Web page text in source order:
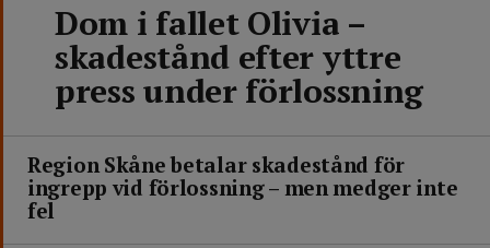
Dom i fallet Olivia –
skadestånd efter yttre
press under förlossning
Region Skåne betalar skadestånd för
ingrepp vid förlossning – men medger inte
fel